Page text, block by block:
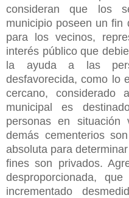
consideran que los
municipio poseen un fin
para los vecinos,
interés público que
la ayuda a las
desfavorecida, como lo
cercano, considerado
municipal es
personas en situación
demás cementerios
absoluta para
fines son privados.
desproporcionada,
incrementado